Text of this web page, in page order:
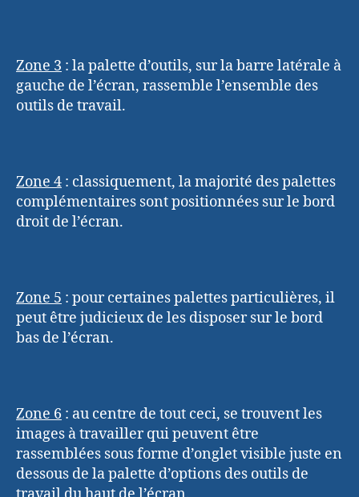
Zone 3 : la palette d’outils, sur la barre latérale à
gauche de l’écran, rassemble l’ensemble des
outils de travail.
Zone 4 : classiquement, la majorité des palettes
complémentaires sont positionnées sur le bord
droit de l’écran.
Zone 5 : pour certaines palettes particulières, il
peut être judicieux de les disposer sur le bord
bas de l’écran.
Zone 6 : au centre de tout ceci, se trouvent les
images à travailler qui peuvent être
rassemblées sous forme d’onglet visible juste en
dessous de la palette d’options des outils de